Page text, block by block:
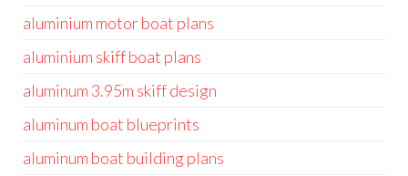
aluminium motor boat plans
aluminium skiff boat plans
aluminum 3.95m skiff design
aluminum boat blueprints
aluminum boat building plans